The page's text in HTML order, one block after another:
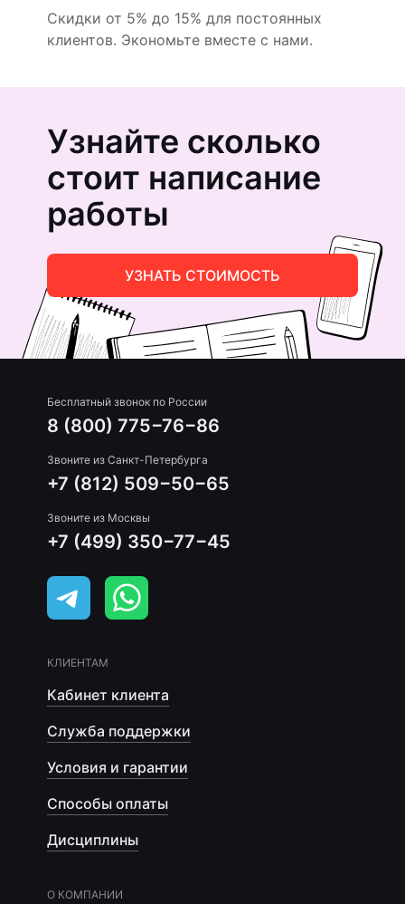
Скидки от 5% до 15% для постоянных
клиентов. Экономьте вместе с нами.
Узнайте сколько
стоит написание
работы
УЗНАТЬ СТОИМОСТЬ
Бесплатный звонок по России
8 (800) 775−76−86
Звоните из Санкт-Петербурга
+7 (812) 509−50−65
Звоните из Москвы
+7 (499) 350−77−45
КЛИЕНТАМ
Кабинет клиента
Служба поддержки
Условия и гарантии
Способы оплаты
Дисциплины
О КОМПАНИИ